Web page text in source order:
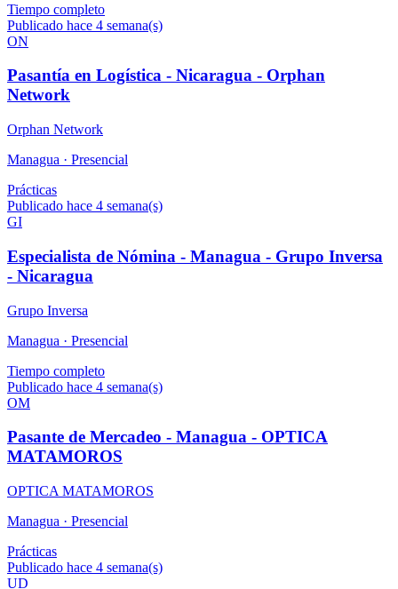
Tiempo completo
Publicado hace 4 semana(s)
ON
Pasantía en Logística - Nicaragua - Orphan
Network
Orphan Network
Managua · Presencial
Prácticas
Publicado hace 4 semana(s)
GI
Especialista de Nómina - Managua - Grupo Inversa
- Nicaragua
Grupo Inversa
Managua · Presencial
Tiempo completo
Publicado hace 4 semana(s)
OM
Pasante de Mercadeo - Managua - OPTICA
MATAMOROS
OPTICA MATAMOROS
Managua · Presencial
Prácticas
Publicado hace 4 semana(s)
UD